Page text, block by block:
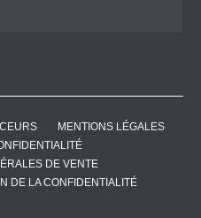
MENTIONS LÉGALES
DE VENTE
DE LA CONFIDENTIALITÉ